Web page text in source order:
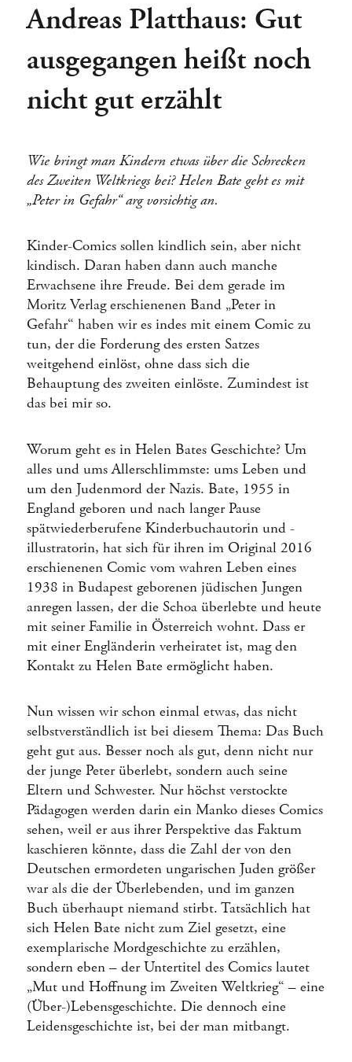
Andreas Platthaus: Gut
ausgegangen heißt noch
nicht gut erzählt
Wie bringt man Kindern etwas über die Schrecken
des Zweiten Weltkriegs bei? Helen Bate geht es mit
„Peter in Gefahr“ arg vorsichtig an.
Kinder-Comics sollen kindlich sein, aber nicht
kindisch. Daran haben dann auch manche
Erwachsene ihre Freude. Bei dem gerade im
Moritz Verlag erschienenen Band „Peter in
Gefahr“ haben wir es indes mit einem Comic zu
tun, der die Forderung des ersten Satzes
weitgehend einlöst, ohne dass sich die
Behauptung des zweiten einlöste. Zumindest ist
das bei mir so.
Worum geht es in Helen Bates Geschichte? Um
alles und ums Allerschlimmste: ums Leben und
um den Judenmord der Nazis. Bate, 1955 in
England geboren und nach langer Pause
spätwiederberufene Kinderbuchautorin und -
illustratorin, hat sich für ihren im Original 2016
erschienenen Comic vom wahren Leben eines
1938 in Budapest geborenen jüdischen Jungen
anregen lassen, der die Schoa überlebte und heute
mit seiner Familie in Österreich wohnt. Dass er
mit einer Engländerin verheiratet ist, mag den
Kontakt zu Helen Bate ermöglicht haben.
Nun wissen wir schon einmal etwas, das nicht
selbstverständlich ist bei diesem Thema: Das Buch
geht gut aus. Besser noch als gut, denn nicht nur
der junge Peter überlebt, sondern auch seine
Eltern und Schwester. Nur höchst verstockte
Pädagogen werden darin ein Manko dieses Comics
sehen, weil er aus ihrer Perspektive das Faktum
kaschieren könnte, dass die Zahl der von den
Deutschen ermordeten ungarischen Juden größer
war als die der Überlebenden, und im ganzen
Buch überhaupt niemand stirbt. Tatsächlich hat
sich Helen Bate nicht zum Ziel gesetzt, eine
exemplarische Mordgeschichte zu erzählen,
sondern eben – der Untertitel des Comics lautet
„Mut und Hoffnung im Zweiten Weltkrieg“ – eine
(Über-)Lebensgeschichte. Die dennoch eine
Leidensgeschichte ist, bei der man mitbangt.